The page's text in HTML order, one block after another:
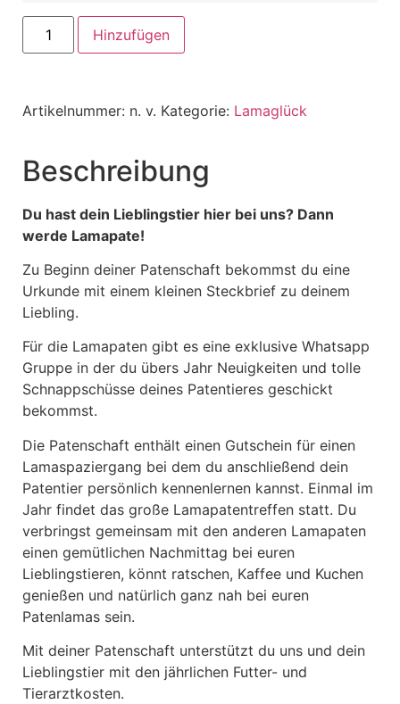
Hinzufügen
Artikelnummer: n. v. Kategorie: Lamaglück
Beschreibung
Du hast dein Lieblingstier hier bei uns? Dann
werde Lamapate!
Zu Beginn deiner Patenschaft bekommst du eine
Urkunde mit einem kleinen Steckbrief zu deinem
Liebling.
Für die Lamapaten gibt es eine exklusive Whatsapp
Gruppe in der du übers Jahr Neuigkeiten und tolle
Schnappschüsse deines Patentieres geschickt
bekommst.
Die Patenschaft enthält einen Gutschein für einen
Lamaspaziergang bei dem du anschließend dein
Patentier persönlich kennenlernen kannst. Einmal im
Jahr findet das große Lamapatentreffen statt. Du
verbringst gemeinsam mit den anderen Lamapaten
einen gemütlichen Nachmittag bei euren
Lieblingstieren, könnt ratschen, Kaffee und Kuchen
genießen und natürlich ganz nah bei euren
Patenlamas sein.
Mit deiner Patenschaft unterstützt du uns und dein
Lieblingstier mit den jährlichen Futter- und
Tierarztkosten.